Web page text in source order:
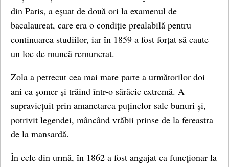
din Paris, a eșuat de două ori la examenul de
bacalaureat, care era o condiție prealabilă pentru
continuarea studiilor, iar în 1859 a fost forțat să caute
un loc de muncă remunerat.
Zola a petrecut cea mai mare parte a următorilor doi
ani ca șomer și trăind într-o sărăcie extremă. A
supraviețuit prin amanetarea puținelor sale bunuri și,
potrivit legendei, mâncând vrăbii prinse de la fereastra
de la mansardă.
În cele din urmă, în 1862 a fost angajat ca funcţionar la